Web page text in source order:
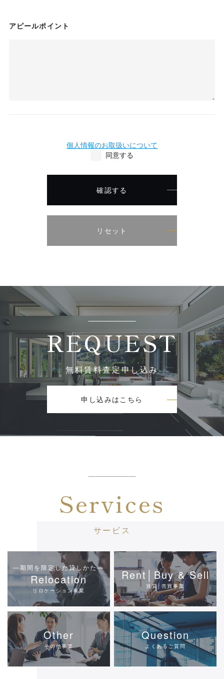
アピールポイント
個人情報のお取扱いについて
同意する
無料賃料査定申し込み
REQUEST
申し込みはこちら
サービス
Services
リロケーション事業
―期間を限定した貸しかた―
Relocation 賃貸│売買事業
Rent│Buy & Sell
その他事業
Other
よくあるご質問
Question